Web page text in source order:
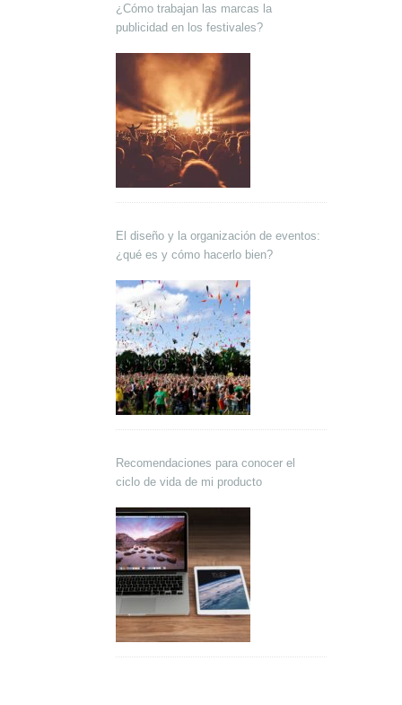
¿Cómo trabajan las marcas la
publicidad en los festivales?
El diseño y la organización de eventos:
¿qué es y cómo hacerlo bien?
Recomendaciones para conocer el
ciclo de vida de mi producto